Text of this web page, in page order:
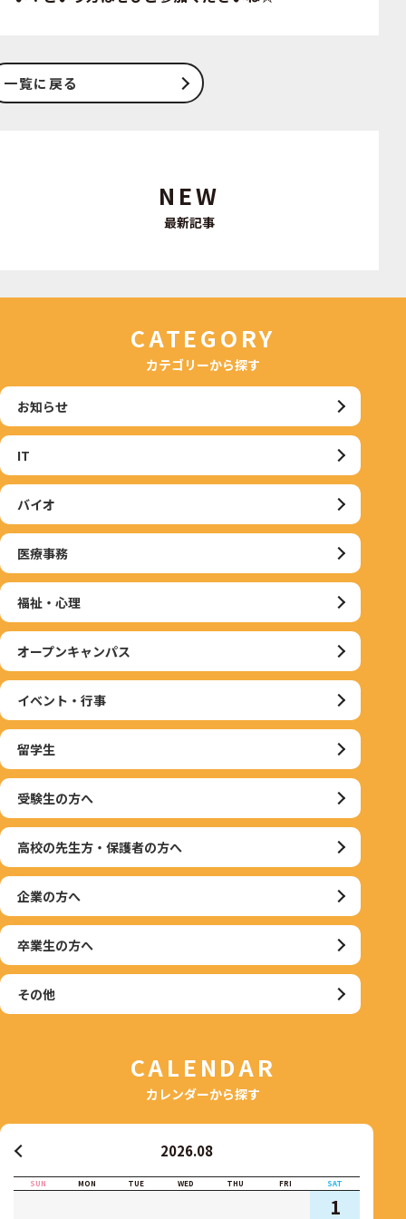
NEW
最新記事
一覧に戻る
CATEGORY
カテゴリーから探す
お知らせ
IT
バイオ
医療事務
福祉・心理
オープンキャンパス
イベント・行事
留学生
受験生の方へ
高校の先生方・保護者の方へ
企業の方へ
卒業生の方へ
その他
CALENDAR
カレンダーから探す
2026.08
SUN MON TUE WED THU FRI SAT
1